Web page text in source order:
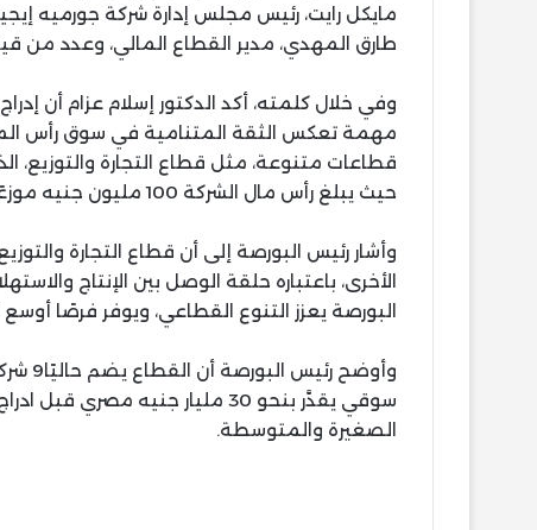
مايكل رايت، رئيس مجلس إدارة شركة جورميه
طارق المهدي، مدير القطاع المالي، وعدد من
وفي خلال كلمته، أكد الدكتور إسلام عزام أن
مهمة تعكس الثقة المتنامية في سوق رأس
قطاعات متنوعة، مثل قطاع التجارة والتوزيع،
حيث يبلغ رأس مال الشركة 100 مليون جنيه موزعًا على 400 مليون سهم
وأشار رئيس البورصة إلى أن قطاع التجارة
الأخرى، باعتباره حلقة الوصل بين الإنتاج
البورصة يعزز التنوع القطاعي، ويوفر فرصًا
الصغيرة والمتوسطة.